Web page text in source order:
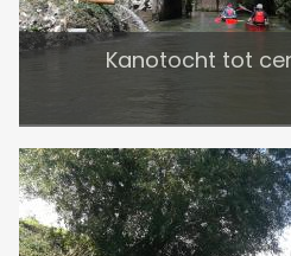
Kanotocht tot